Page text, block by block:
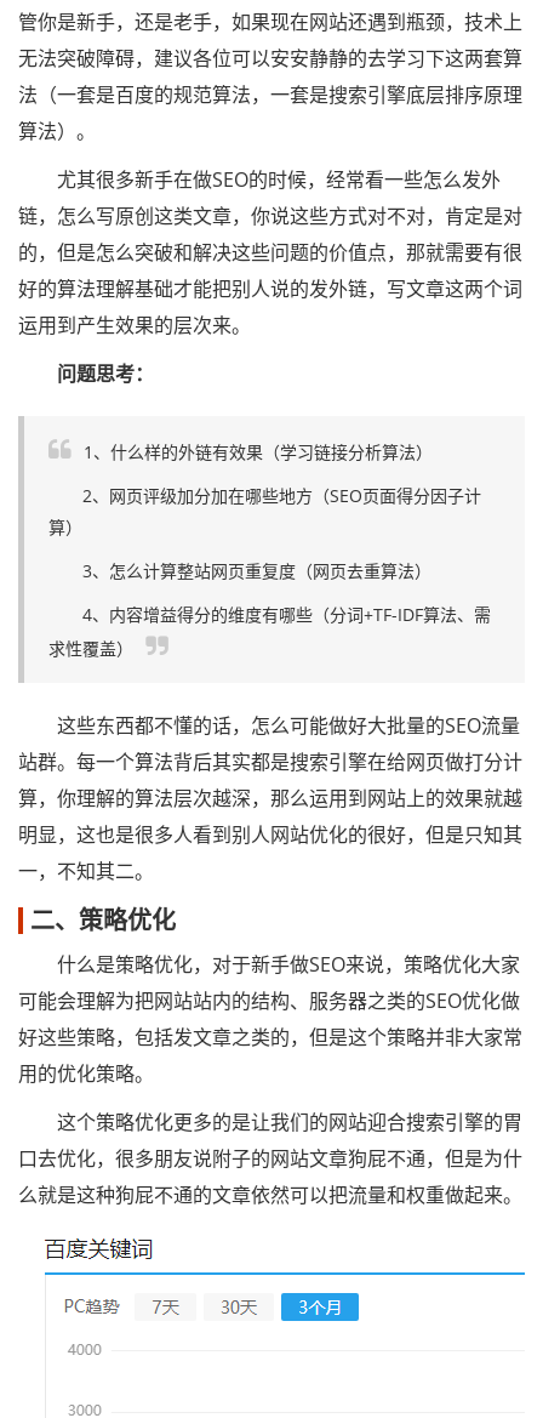
管你是新手，还是老手，如果现在网站还遇到瓶颈，技术上
无法突破障碍，建议各位可以安安静静的去学习下这两套算
法（一套是百度的规范算法，一套是搜索引擎底层排序原理
算法）。
尤其很多新手在做SEO的时候，经常看一些怎么发外
链，怎么写原创这类文章，你说这些方式对不对，肯定是对
的，但是怎么突破和解决这些问题的价值点，那就需要有很
好的算法理解基础才能把别人说的发外链，写文章这两个词
运用到产生效果的层次来。
问题思考：
1、什么样的外链有效果（学习链接分析算法）
2、网页评级加分加在哪些地方（SEO页面得分因子计
算）
3、怎么计算整站网页重复度（网页去重算法）
4、内容增益得分的维度有哪些（分词+TF-IDF算法、需
求性覆盖）
这些东西都不懂的话，怎么可能做好大批量的SEO流量
站群。每一个算法背后其实都是搜索引擎在给网页做打分计
算，你理解的算法层次越深，那么运用到网站上的效果就越
明显，这也是很多人看到别人网站优化的很好，但是只知其
一，不知其二。
二、策略优化
什么是策略优化，对于新手做SEO来说，策略优化大家
可能会理解为把网站站内的结构、服务器之类的SEO优化做
好这些策略，包括发文章之类的，但是这个策略并非大家常
用的优化策略。
这个策略优化更多的是让我们的网站迎合搜索引擎的胃
口去优化，很多朋友说附子的网站文章狗屁不通，但是为什
么就是这种狗屁不通的文章依然可以把流量和权重做起来。